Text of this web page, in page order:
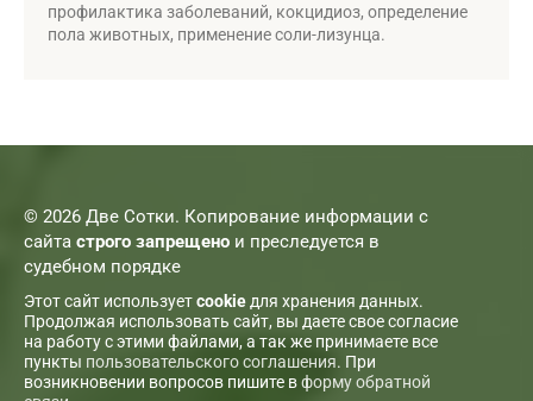
профилактика заболеваний, кокцидиоз, определение
пола животных, применение соли-лизунца.
© 2026 Две Сотки. Копирование информации с
сайта строго запрещено и преследуется в
судебном порядке
Этот сайт используетcookie для хранения данных.
Продолжая использовать сайт, вы даете свое согласие
на работу с этими файлами, а так же принимаете все
пункты пользовательского соглашения. При
возникновении вопросов пишите вформу обратной